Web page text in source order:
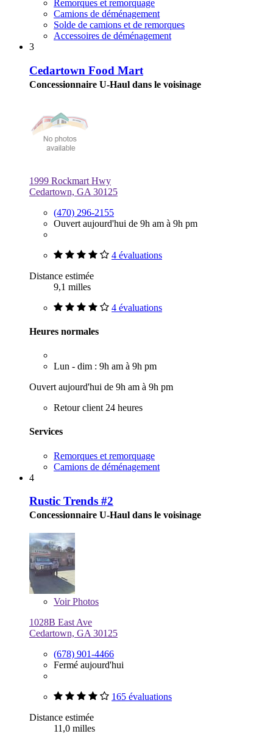
Remorques et remorquage
Camions de déménagement
Solde de camions et de remorques
Accessoires de déménagement
3
Cedartown Food Mart
Concessionnaire U-Haul dans le voisinage
1999 Rockmart Hwy
Cedartown, GA 30125
(470) 296-2155
Ouvert aujourd'hui de 9h am à 9h pm
4 évaluations
Distance estimée
9,1 milles
4 évaluations
Heures normales
Lun - dim : 9h am à 9h pm
Ouvert aujourd'hui de 9h am à 9h pm
Retour client 24 heures
Services
Remorques et remorquage
Camions de déménagement
4
Rustic Trends #2
Concessionnaire U-Haul dans le voisinage
VoirPhotos
1028B East Ave
Cedartown, GA 30125
(678) 901-4466
Fermé aujourd'hui
165 évaluations
Distance estimée
11,0 milles